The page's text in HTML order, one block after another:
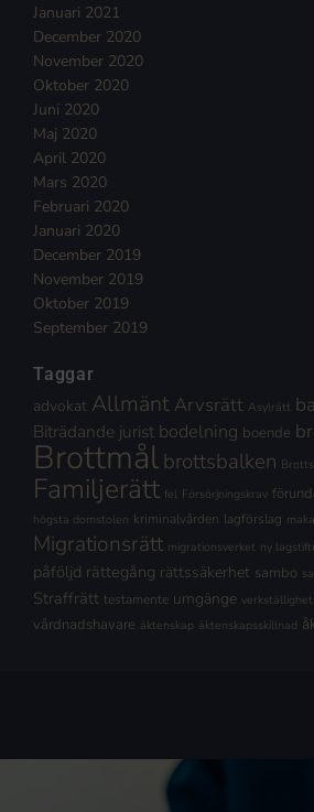
Januari 2021
December 2020
November 2020
Oktober 2020
Juni 2020
Maj 2020
April 2020
Mars 2020
Februari 2020
Januari 2020
December 2019
November 2019
Oktober 2019
September 2019
Taggar
advokat Allmänt Arvsrätt Asylrätt
Biträdande jurist bodelning boende
Brottmålbrottsbalken
Familjerätt fel Försörjningskrav
högsta domstolen kriminalvården lagförslag
Migrationsrätt migrationsverket ny
påföljd rättegång rättssäkerhet sambo
Straffrätt testamente umgänge verkställighet
vårdnadshavare äktenskap äktenskapsskillnad